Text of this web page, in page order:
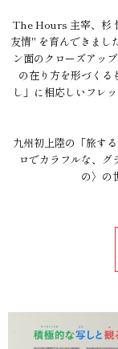
The Hours 主宰、杉
友情" を育んできまし
ン面のクローズアッ
の在り方を形づくる
し」に相応しいフレ
九州初上陸の「旅す
ロでカラフルな、グ
の〉の